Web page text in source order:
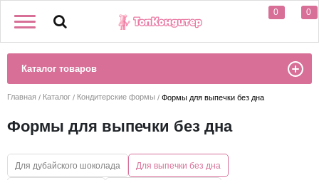
0 0
Каталог товаров
Главная Каталог Кондитерские формы Формы для выпечки без дна
Формы для выпечки без дна
Для дубайского шоколада Для выпечки без дна